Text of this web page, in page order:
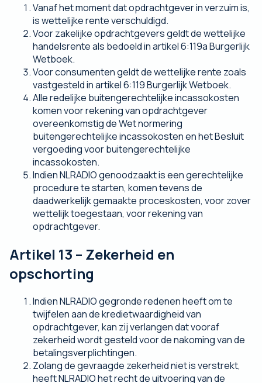
Vanaf het moment dat opdrachtgever in verzuim is,
is wettelijke rente verschuldigd.
Voor zakelijke opdrachtgevers geldt de wettelijke
handelsrente als bedoeld in artikel 6:119a Burgerlijk
Wetboek.
Voor consumenten geldt de wettelijke rente zoals
vastgesteld in artikel 6:119 Burgerlijk Wetboek.
Alle redelijke buitengerechtelijke incassokosten
komen voor rekening van opdrachtgever
overeenkomstig de Wet normering
buitengerechtelijke incassokosten en het Besluit
vergoeding voor buitengerechtelijke
incassokosten.
Indien NLRADIO genoodzaakt is een gerechtelijke
procedure te starten, komen tevens de
daadwerkelijk gemaakte proceskosten, voor zover
wettelijk toegestaan, voor rekening van
opdrachtgever.
Artikel 13 – Zekerheid en
opschorting
Indien NLRADIO gegronde redenen heeft om te
twijfelen aan de kredietwaardigheid van
opdrachtgever, kan zij verlangen dat vooraf
zekerheid wordt gesteld voor de nakoming van de
betalingsverplichtingen.
Zolang de gevraagde zekerheid niet is verstrekt,
heeft NLRADIO het recht de uitvoering van de